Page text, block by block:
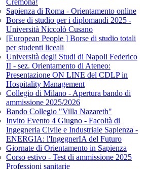
Cremona!
Sapienza di Roma - Orientamento online
Borse di studio per i diplomandi 2025 -
Università Niccolò Cusano
[European People ] Borse di studio totali
per studenti liceali
Università degli Studi di Napoli Federico
II - sez. Orientamento di Ateneo:
Presentazione ON LINE del CDLP in
Hospitality Management
Collegio di Milano - Apertura bando di
ammissione 2025/2026
Bando Collegio "Villa Nazareth"
Invito Evento 4 Giugno - Facoltà di
Ingegneria Civile e Industriale Sapienza -
ENERGIA: l'IngegnerIA del Futuro
Giornate di Orientamento in Sapienza
Corso estivo - Test di ammissione 2025
Professioni sanitarie